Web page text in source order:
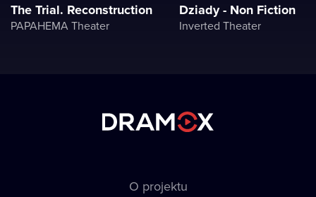
The Trial. Reconstruction
PAPAHEMA Theater
Dziady - Non Fiction
Inverted Theater
O projektu